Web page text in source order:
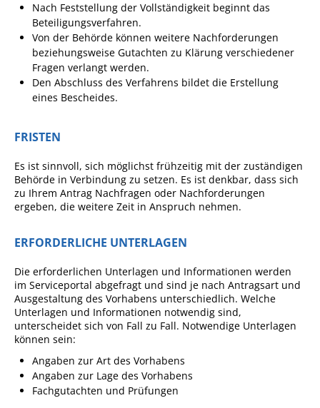
Leistungen - Service BW
Neubürgerinfos
Formulare
Wissenswertes/Service
Gutachterausschuss
Organspende
Gleichstellung
Selbstbestimmung
Fachstelle
Wohnungssicherung
Aushang- und Schaukästen
Mitarbeitende im Rathaus
Öffentliche
Bekanntmachungen
Ausschreibungen
Nach Feststellung der Vollständigkeit beginnt das
Beteiligungsverfahren.
Von der Behörde können weitere Nachforderungen
beziehungsweise Gutachten zu Klärung verschiedener
Fragen verlangt werden.
Den Abschluss des Verfahrens bildet die Erstellung
eines Bescheides.
FRISTEN
Es ist sinnvoll, sich möglichst frühzeitig mit der zuständigen
Behörde in Verbindung zu setzen. Es ist denkbar, dass sich
zu Ihrem Antrag Nachfragen oder Nachforderungen
ergeben, die weitere Zeit in Anspruch nehmen.
ERFORDERLICHE UNTERLAGEN
Die erforderlichen Unterlagen und Informationen werden
im Serviceportal abgefragt und sind je nach Antragsart und
Ausgestaltung des Vorhabens unterschiedlich. Welche
Unterlagen und Informationen notwendig sind,
unterscheidet sich von Fall zu Fall. Notwendige Unterlagen
können sein:
Angaben zur Art des Vorhabens
Angaben zur Lage des Vorhabens
Fachgutachten und Prüfungen